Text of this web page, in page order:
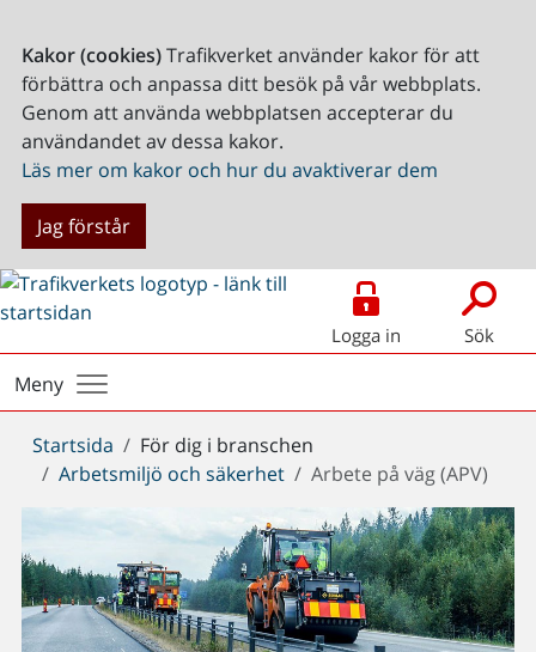
Kakor (cookies)Trafikverket använder kakor för att
förbättra och anpassa ditt besök på vår webbplats.
Genom att använda webbplatsen accepterar du
användandet av dessa kakor.
Läs mer om kakor och hur du avaktiverar dem
Jag förstår
Logga in Sök
Meny
Du
är
Startsida
För dig i branschen
Arbetsmiljö och säkerhet
Arbete på väg (APV)